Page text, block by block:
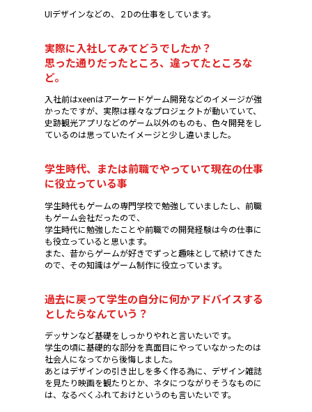
UIデザインなどの、２Dの仕事をしています。
実際に入社してみてどうでしたか？
思った通りだったところ、違ってたところな
ど。
入社前はxeenはアーケードゲーム開発などのイメージが強
かったですが、実際は様々なプロジェクトが動いていて、
史跡観光アプリなどのゲーム以外のものも、色々開発をし
ているのは思っていたイメージと少し違いました。
学生時代、または前職でやっていて現在の仕事
に役立っている事
学生時代もゲームの専門学校で勉強していましたし、前職
もゲーム会社だったので、
学生時代に勉強したことや前職での開発経験は今の仕事に
も役立っていると思います。
また、昔からゲームが好きでずっと趣味として続けてきた
ので、その知識はゲーム制作に役立っています。
過去に戻って学生の自分に何かアドバイスする
としたらなんていう？
デッサンなど基礎をしっかりやれと言いたいです。
学生の頃に基礎的な部分を真面目にやっていなかったのは
社会人になってから後悔しました。
あとはデザインの引き出しを多く作る為に、デザイン雑誌
を見たり映画を観たりとか、ネタにつながりそうなものに
は、なるべくふれておけというのも言いたいです。